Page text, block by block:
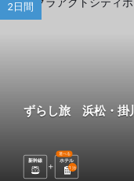
2日間
ずらし旅 浜松・掛
新幹線 ホテル
選べる
1 泊